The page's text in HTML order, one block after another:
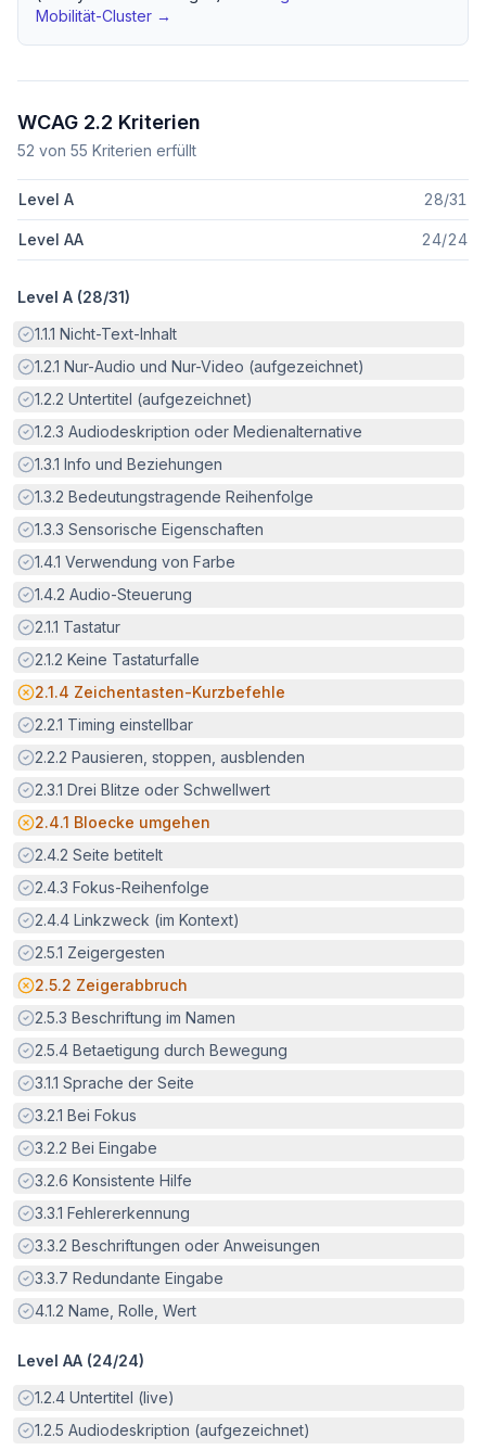
Mobilität-Cluster →
WCAG 2.2 Kriterien
52 von 55 Kriterien erfüllt
Level A 28/31
Level AA 24/24
Level A (28/31)
Erfüllt:
1.1.1 Nicht-Text-Inhalt
Erfüllt:
1.2.1 Nur-Audio und Nur-Video (aufgezeichnet)
Erfüllt:
1.2.2 Untertitel (aufgezeichnet)
Erfüllt:
1.2.3 Audiodeskription oder Medienalternative
Erfüllt:
1.3.1 Info und Beziehungen
Erfüllt:
1.3.2 Bedeutungstragende Reihenfolge
Erfüllt:
1.3.3 Sensorische Eigenschaften
Erfüllt:
1.4.1 Verwendung von Farbe
Erfüllt:
1.4.2 Audio-Steuerung
Erfüllt:
2.1.1 Tastatur
Erfüllt:
2.1.2 Keine Tastaturfalle
Potenzielle Barriere:
2.1.4 Zeichentasten-Kurzbefehle
Erfüllt:
2.2.1 Timing einstellbar
Erfüllt:
2.2.2 Pausieren, stoppen, ausblenden
Erfüllt:
2.3.1 Drei Blitze oder Schwellwert
Potenzielle Barriere:
2.4.1 Bloecke umgehen
Erfüllt:
2.4.2 Seite betitelt
Erfüllt:
2.4.3 Fokus-Reihenfolge
Erfüllt:
2.4.4 Linkzweck (im Kontext)
Erfüllt:
2.5.1 Zeigergesten
Potenzielle Barriere:
2.5.2 Zeigerabbruch
Erfüllt:
2.5.3 Beschriftung im Namen
Erfüllt:
2.5.4 Betaetigung durch Bewegung
Erfüllt:
3.1.1 Sprache der Seite
Erfüllt:
3.2.1 Bei Fokus
Erfüllt:
3.2.2 Bei Eingabe
Erfüllt:
3.2.6 Konsistente Hilfe
Erfüllt:
3.3.1 Fehlererkennung
Erfüllt:
3.3.2 Beschriftungen oder Anweisungen
Erfüllt:
3.3.7 Redundante Eingabe
Erfüllt:
4.1.2 Name, Rolle, Wert
Level AA (24/24)
Erfüllt:
1.2.4 Untertitel (live)
Erfüllt:
1.2.5 Audiodeskription (aufgezeichnet)